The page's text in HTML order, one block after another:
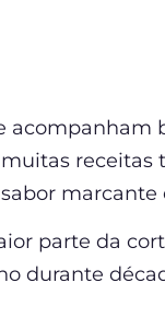
acompanham
receitas
marcante
parte da
durante